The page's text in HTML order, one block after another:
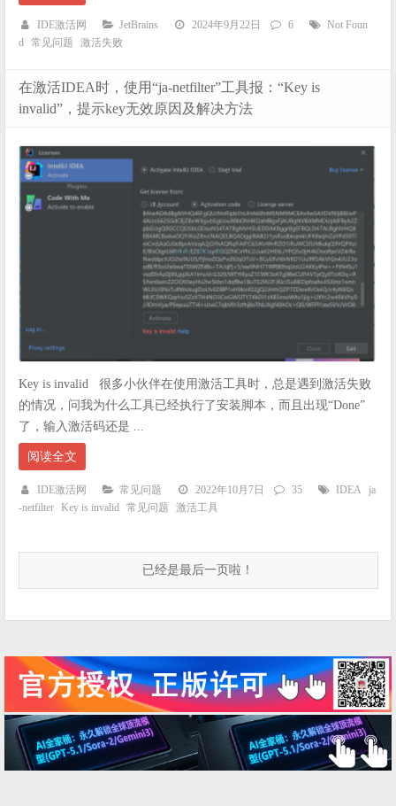
IDE激活网 JetBrains 2024年9月22日 6
Not Foun
d
常见问题 激活失败
在激活IDEA时，使用“ja-netfilter”工具报：“Key is
invalid”，提示key无效原因及解决方法
Key is invalid 很多小伙伴在使用激活工具时，总是遇到激活失败
的情况，问我为什么工具已经执行了安装脚本，而且出现“Done”
了，输入激活码还是 ...
阅读全文
IDE激活网 常见问题 2022年10月7日 35 IDEA
ja
-netfilter Key is invalid 常见问题 激活工具
已经是最后一页啦！